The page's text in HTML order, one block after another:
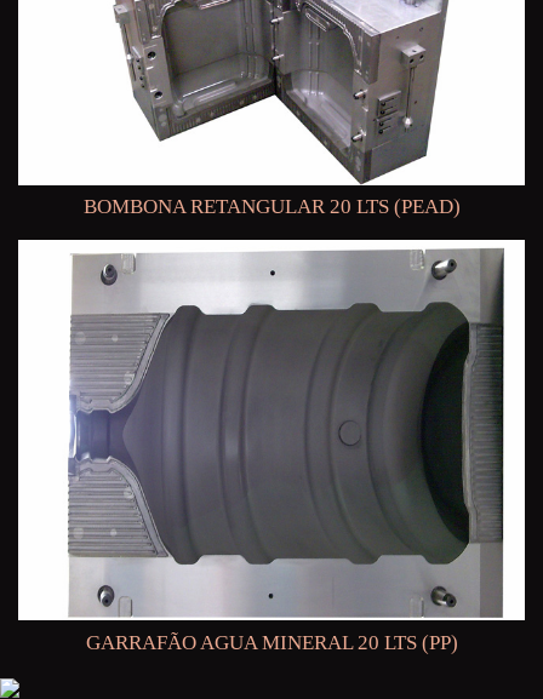
BOMBONA RETANGULAR 20 LTS (PEAD)
GARRAFÃO AGUA MINERAL 20 LTS (PP)